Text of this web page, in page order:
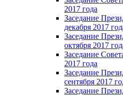
2017 года
Заседание
декабря 2017
Заседание
октября 2017
Заседание
2017 года
Заседание
сентября 2017
Заседание